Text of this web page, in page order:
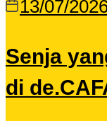
13/07/
Senja
di